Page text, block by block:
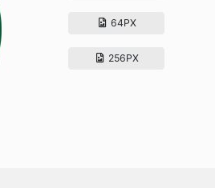
64PX
256PX